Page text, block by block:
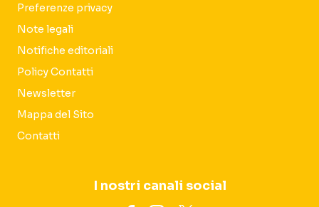
Preferenze privacy
Note legali
Notifiche editoriali
Policy Contatti
Newsletter
Mappa del Sito
Contatti
I nostri canali social